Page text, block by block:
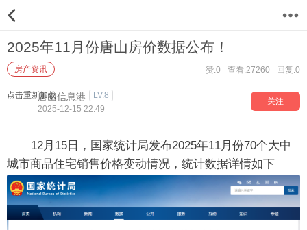
2025年11月份唐山房价数据公布！
房产资讯 赞:0 查看:27260 回复:0
点击重新加载唐山信息港 LV.8
关注
2025-12-15 22:49
12月15日，国家统计局发布2025年11月份70个大中
城市商品住宅销售价格变动情况，统计数据详情如下